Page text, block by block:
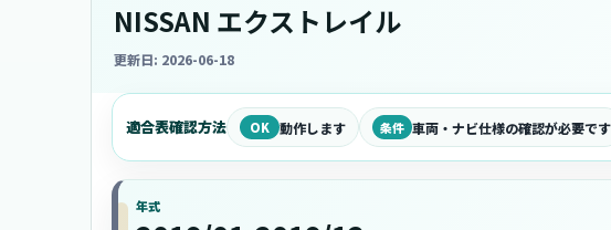
NISSAN エクストレイル
更新日: 2026-06-18
適合表確認方法 OK 動作します 条件 車両・ナビ仕様の確認が必要です
年式